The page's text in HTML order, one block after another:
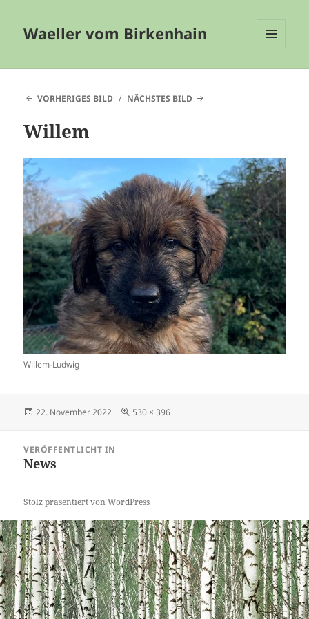
Waeller vom Birkenhain
VORHERIGES BILD
NÄCHSTES BILD
Willem
Willem-Ludwig
Veröffentlicht
22. November 2022 Originalgröße
530 × 396
VERÖFFENTLICHT IN
News
Stolz präsentiert von WordPress